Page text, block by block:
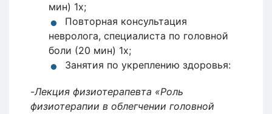
мин) 1x;
Повторная консультация
невролога, специалиста по головной
боли (20 мин) 1x;
Занятия по укреплению здоровья:
-Лекция физиотерапевта «Роль
физиотерапии в облегчении головной